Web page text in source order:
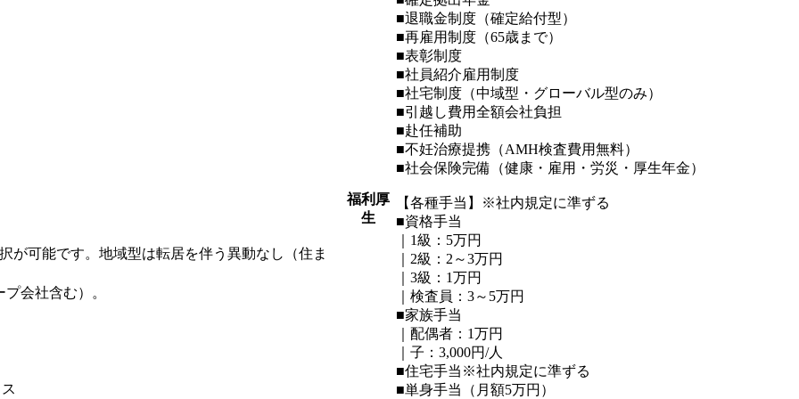
可能です。地域型は転居を伴う異動なし（住ま
会社含む）。
福利厚
生
■退職金制度（確定給付型）
■再雇用制度（65歳まで）
■表彰制度
■社員紹介雇用制度
■社宅制度（中域型・グローバル型のみ）
■引越し費用全額会社負担
■赴任補助
■不妊治療提携（AMH検査費用無料）
■社会保険完備（健康・雇用・労災・厚生年金）
【各種手当】※社内規定に準ずる
■資格手当
｜1級：5万円
｜2級：2～3万円
｜3級：1万円
｜検査員：3～5万円
■家族手当
｜配偶者：1万円
｜子：3,000円/人
■住宅手当※社内規定に準ずる
■単身手当（月額5万円）